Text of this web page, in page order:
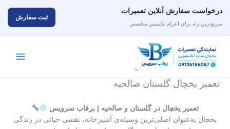
محتوا
تعمیر یخچال گلستان صالحیه
تعمیر یخچال در گلستان و صالحیه | برفاب سرویس
یخچال به‌عنوان اصلی‌ترین وسیله‌ی آشپزخانه، نقشی حیاتی در زندگی
درخواست سفارش آنلاین تعمیرات
سریع‌ترین راه برای اعزام تکنسین متخصص
ثبت سفارش